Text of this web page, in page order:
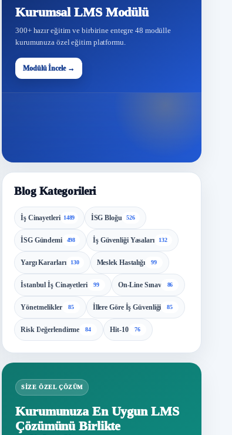
Kurumsal LMS Modülü
300+ hazır eğitim ve birbirine entegre 48 modülle
kurumunuza özel eğitim platformu.
Modülü İncele →
48
Modül
Blog Kategorileri
İş Cinayetleri 1489 İSG Bloğu 526
İSG Gündemi 498 İş Güvenliği Yasaları 132
Yargı Kararları 130 Meslek Hastalığı 99
İstanbul İş Cinayetleri 99 On-Line Sınav 86
Yönetmelikler 85 İllere Göre İş Güvenliği 85
Risk Değerlendirme 84 Hit-10 76
SIZE ÖZEL ÇÖZÜM
Kurumunuza En Uygun LMS
Çözümünü Birlikte